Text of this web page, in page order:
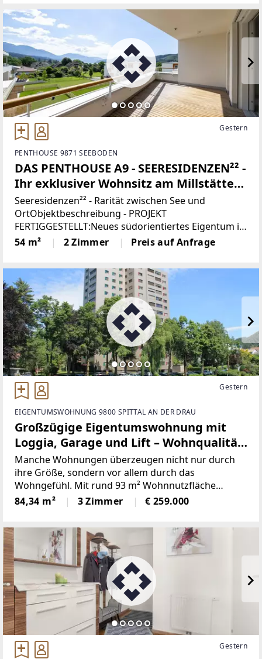
Gestern
PENTHOUSE 9871 SEEBODEN
DAS PENTHOUSE A9 - SEERESIDENZEN²² -
Ihr exklusiver Wohnsitz am Millstätter
See
Seeresidenzen²² - Rarität zwischen See und
OrtObjektbeschreibung - PROJEKT
FERTIGGESTELLT:Neues südorientiertes Eigentum in
Seeboden am Millstätter See in unmittelbarer
Seenähe ist eine Rarität. Die gute Nachricht ist, dass
54 m² 2 Zimmer Preis auf Anfrage
Gestern
EIGENTUMSWOHNUNG 9800 SPITTAL AN DER DRAU
Großzügige Eigentumswohnung mit
Loggia, Garage und Lift – Wohnqualität
in Zentrumsnähe
Manche Wohnungen überzeugen nicht nur durch
ihre Größe, sondern vor allem durch das
Wohngefühl. Mit rund 93 m² Wohnnutzfläche
inklusive Loggia, einer durchdachten
Raumaufteilung und der angenehmen Aussicht ins
84,34 m² 3 Zimmer € 259.000
Gestern